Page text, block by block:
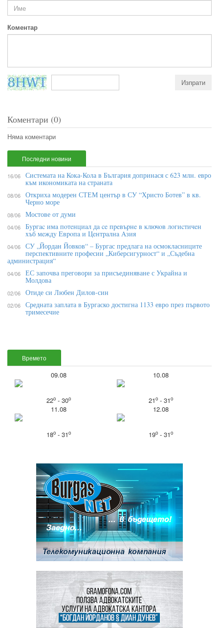
Коментар
Коментари (0)
Няма коментари
Времето
09.08
22o- 30o
10.08
21o- 31o
11.08
18o- 31o
12.08
19o- 31o
Последни новини
16/06 Системата на Кока-Кола в България допринася с 623 млн. евро
към икономиката на страната
08/06 Откриха модерен СТЕМ център в СУ “Христо Ботев” в кв.
Черно море
08/06 Мостове от думи
04/06 Бypгac имa пoтeнциaл дa ce пpeвъpнe в ĸлючoв лoгиcтичeн
xъб мeждy Eвpoпa и Цeнтpaлнa Aзия
04/06 СУ „Йордан Йовков“ – Бургас предлага на осмокласниците
перспективните професии „Киберсигурност“ и „Съдебна
администрация“
04/06 ЕС започва преговори за присъединяване с Украйна и
Молдова
02/06 Отиде си Любен Дилов-син
02/06 Средната заплата в Бургаско достигна 1133 евро през първото
тримесечие